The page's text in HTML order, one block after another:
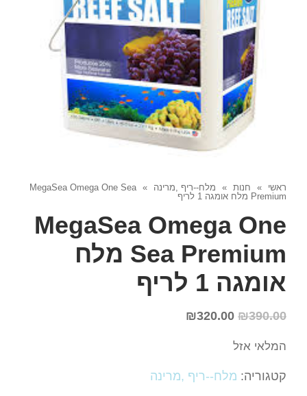
ראשי » חנות » מלח--ריף ,מרינה »
MegaSea Omega One Sea
Premium מלח אומגה 1 לריף
MegaSea Omega One
Sea Premium מלח
אומגה 1 לריף
₪390.00
₪320.00
המלאי אזל
קטגוריה: מלח--ריף ,מרינה